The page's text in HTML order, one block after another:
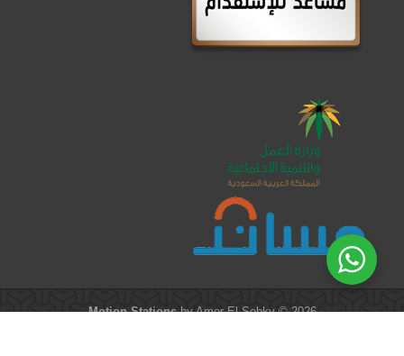
Motion Stationsby Amer El-Sobky © 2026